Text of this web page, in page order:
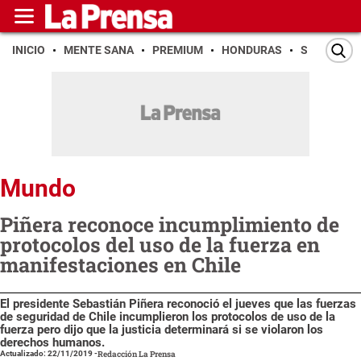
INICIO MENTE SANA PREMIUM HONDURAS SAN PEDRO
Mundo
Piñera reconoce incumplimiento de
protocolos del uso de la fuerza en
manifestaciones en Chile
El presidente Sebastián Piñera reconoció el jueves que las fuerzas
de seguridad de Chile incumplieron los protocolos de uso de la
fuerza pero dijo que la justicia determinará si se violaron los
derechos humanos.
Actualizado: 22/11/2019-Redacción La Prensa